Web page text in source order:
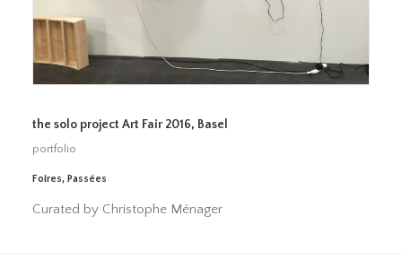
the solo project Art Fair 2016, Basel
portfolio
Foires, Passées
Curated by Christophe Ménager